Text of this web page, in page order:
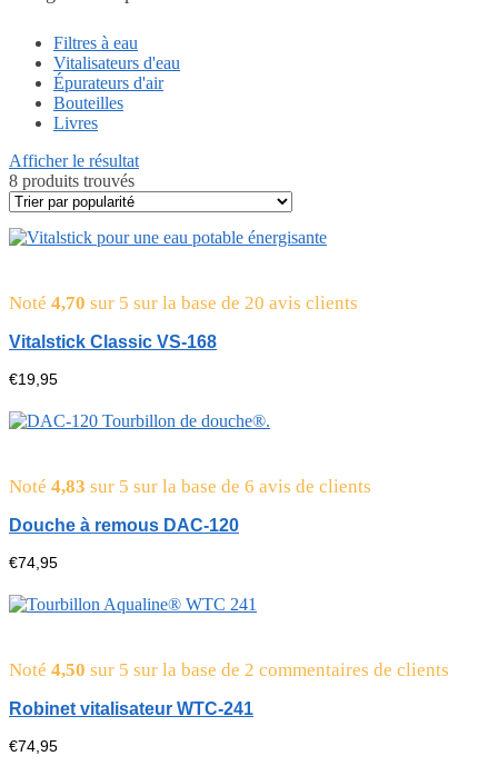
Filtres à eau
Vitalisateurs d'eau
Épurateurs d'air
Bouteilles
Livres
Afficher le résultat
8 produits trouvés
Noté 4,70 sur 5 sur la base de 20 avis clients
Vitalstick Classic VS-168
€19,95
Noté 4,83 sur 5 sur la base de 6 avis de clients
Douche à remous DAC-120
€74,95
Noté 4,50 sur 5 sur la base de 2 commentaires de clients
Robinet vitalisateur WTC-241
€74,95